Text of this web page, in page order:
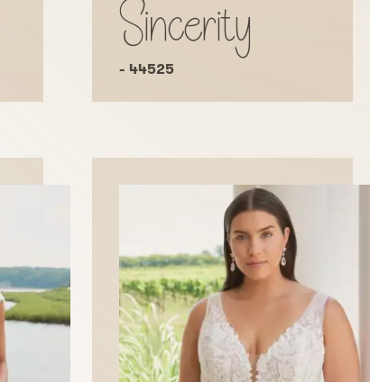
Sincerity
- 44525